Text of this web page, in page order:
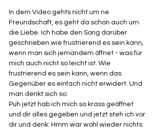
In dem Video gehts nicht um ne
Freundschaft, es geht da schon auch um
die Liebe. Ich habe den Song darüber
geschrieben wie frustrierend es sein kann,
wenn man sich jemandem öffnet - was für
mich auch nicht so leicht ist. Wie
frustrierend es sein kann, wenn das
Gegenüber es einfach nicht erwidert. Und
man denkt sich so:
Puh jetzt hab ich mich so krass geöffnet
und dir alles gegeben und jetzt steh ich vor
dir und denk: Hmm war wohl wieder nichts